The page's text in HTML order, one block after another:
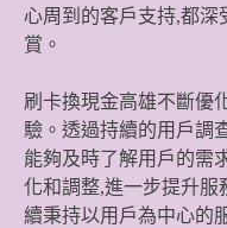
心周到的客戶支持,都
賞。
刷卡換現金高雄不斷優
驗。透過持續的用戶調
能夠及時了解用戶的需
化和調整,進一步提升服
續秉持以用戶為中心的